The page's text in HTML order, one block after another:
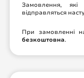
Замовлення,
відправляться
При замовленні
безкоштовна.